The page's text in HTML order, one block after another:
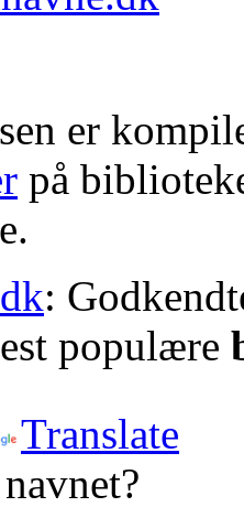
er
på
:
populære
Translate